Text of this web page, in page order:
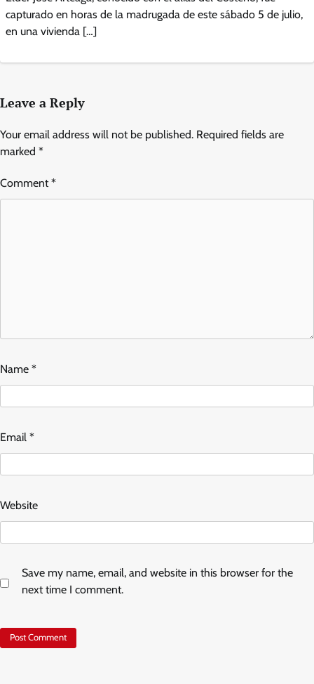
capturado en horas de la madrugada de este sábado 5 de julio,
en una vivienda […]
Leave a Reply
Your email address will not be published. Required fields are
marked *
Comment*
Name *
Email *
Website
Save my name, email, and website in this browser for the
next time I comment.